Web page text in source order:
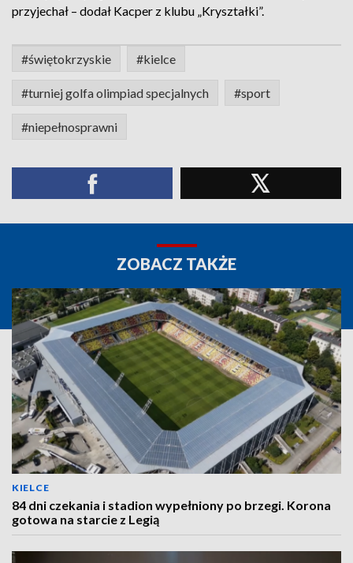
przyjechał – dodał Kacper z klubu „Kryształki”.
#świętokrzyskie #kielce
#turniej golfa olimpiad specjalnych #sport
#niepełnosprawni
ZOBACZ TAKŻE
KIELCE
84 dni czekania i stadion wypełniony po brzegi. Korona
gotowa na starcie z Legią